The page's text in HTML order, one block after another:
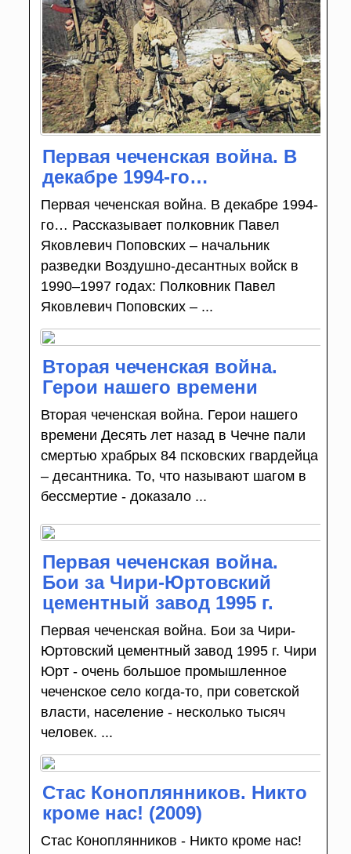
Первая чеченская война. В
декабре 1994-го…
Первая чеченская война. В декабре 1994-
го… Рассказывает полковник Павел
Яковлевич Поповских – начальник
разведки Воздушно-десантных войск в
1990–1997 годах: Полковник Павел
Яковлевич Поповских – ...
Вторая чеченская война.
Герои нашего времени
Вторая чеченская война. Герои нашего
времени Десять лет назад в Чечне пали
смертью храбрых 84 псковских гвардейца
– десантника. То, что называют шагом в
бессмертие - доказало ...
Первая чеченская война.
Бои за Чири-Юртовский
цементный завод 1995 г.
Первая чеченская война. Бои за Чири-
Юртовский цементный завод 1995 г. Чири
Юрт - очень большое промышленное
чеченское село когда-то, при советской
власти, население - несколько тысяч
человек. ...
Стас Коноплянников. Никто
кроме нас! (2009)
Стас Коноплянников - Никто кроме нас!